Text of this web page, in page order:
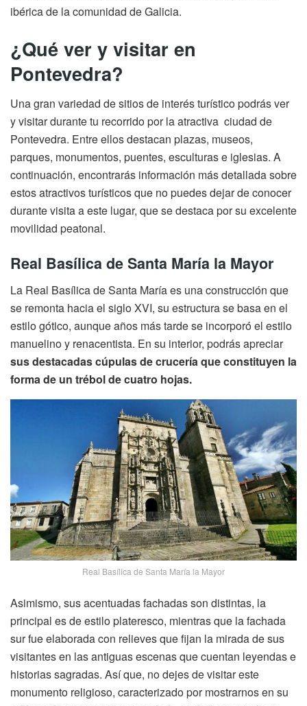
ibérica de la comunidad de Galicia.
¿Qué ver y visitar en
Pontevedra?
Una gran variedad de sitios de interés turístico podrás ver
y visitar durante tu recorrido por la atractiva ciudad de
Pontevedra. Entre ellos destacan plazas, museos,
parques, monumentos, puentes, esculturas e iglesias. A
continuación, encontrarás información más detallada sobre
estos atractivos turísticos que no puedes dejar de conocer
durante visita a este lugar, que se destaca por su excelente
movilidad peatonal.
Real Basílica de Santa María la Mayor
La Real Basílica de Santa María es una construcción que
se remonta hacia el siglo XVI, su estructura se basa en el
estilo gótico, aunque años más tarde se incorporó el estilo
manuelino y renacentista. En su interior, podrás apreciar
susdestacadas cúpulas de crucería que constituyen la
forma de un trébol de cuatro hojas.
Real Basílica de Santa María la Mayor
Asimismo, sus acentuadas fachadas son distintas, la
principal es de estilo plateresco, mientras que la fachada
sur fue elaborada con relieves que fijan la mirada de sus
visitantes en las antiguas escenas que cuentan leyendas e
historias sagradas. Así que, no dejes de visitar este
monumento religioso, caracterizado por mostrarnos en su